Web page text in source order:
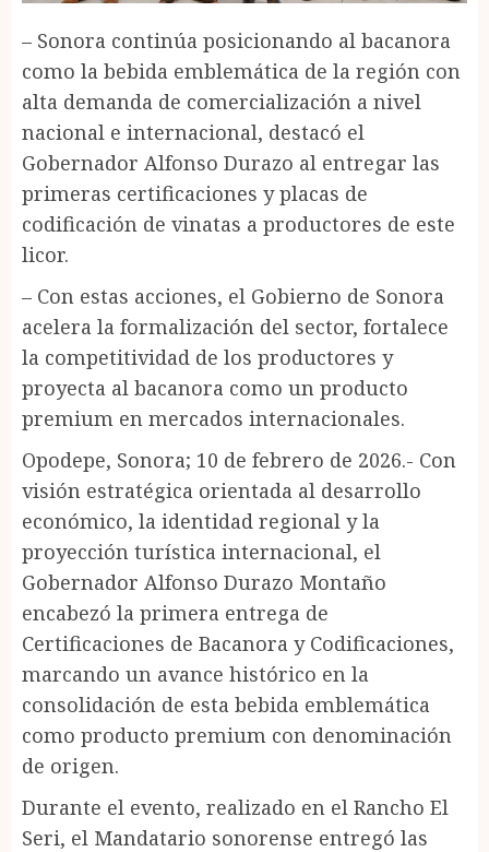
– Sonora continúa posicionando al bacanora
como la bebida emblemática de la región con
alta demanda de comercialización a nivel
nacional e internacional, destacó el
Gobernador Alfonso Durazo al entregar las
primeras certificaciones y placas de
codificación de vinatas a productores de este
licor.
– Con estas acciones, el Gobierno de Sonora
acelera la formalización del sector, fortalece
la competitividad de los productores y
proyecta al bacanora como un producto
premium en mercados internacionales.
Opodepe, Sonora; 10 de febrero de 2026.- Con
visión estratégica orientada al desarrollo
económico, la identidad regional y la
proyección turística internacional, el
Gobernador Alfonso Durazo Montaño
encabezó la primera entrega de
Certificaciones de Bacanora y Codificaciones,
marcando un avance histórico en la
consolidación de esta bebida emblemática
como producto premium con denominación
de origen.
Durante el evento, realizado en el Rancho El
Seri, el Mandatario sonorense entregó las